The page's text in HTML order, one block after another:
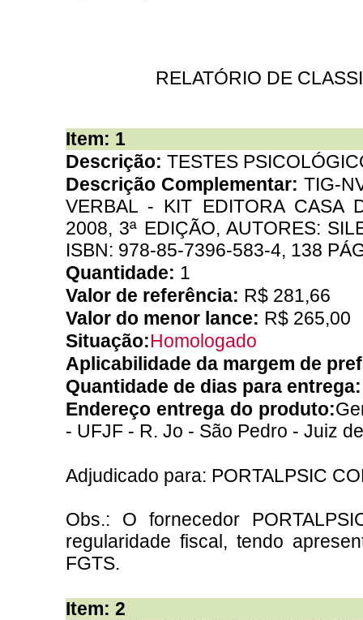
RELATÓRIO DE
Item: 1
Descrição: TESTES
Descrição Complementar: TIG-
VERBAL - KIT EDITORA CASA
2008, 3ª EDIÇÃO, AUTORES:
ISBN: 978-85-7396-583-4, 138
Quantidade: 1
Valor de referência: R$ 281,66
Valor do menor lance: R$ 265,00
Situação:Homologado
Aplicabilidade da margem de
Quantidade de dias para
Endereço entrega do produto:
- UFJF - R. Jo - São Pedro - Juiz
Adjudicado para: PORTALPSIC
Obs.: O fornecedor
regularidade fiscal, tendo
FGTS.
Item: 2